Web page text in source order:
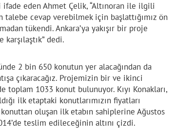
ifade eden Ahmet Çelik, “Altınoran ile ilgili
talebe cevap verebilmek için başlattığımız ön
tükendi. Ankara’ya yakışır bir proje
dedi.
2 bin 650 konutun yer alacağından da
çıkaracağız. Projemizin bir ve ikinci
toplam 1033 konut bulunuyor. Kıyı Konakları,
ilk etaptaki konutlarımızın fiyatları
oluşan ilk etabın sahiplerine Ağustos
teslim edileceğinin altını çizdi.